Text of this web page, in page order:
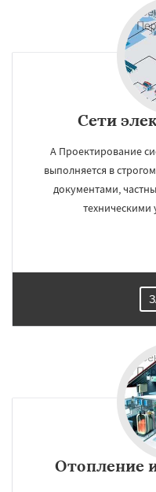
Сети
А Проектирование
выполняется в
документами,
техническими
Отопление